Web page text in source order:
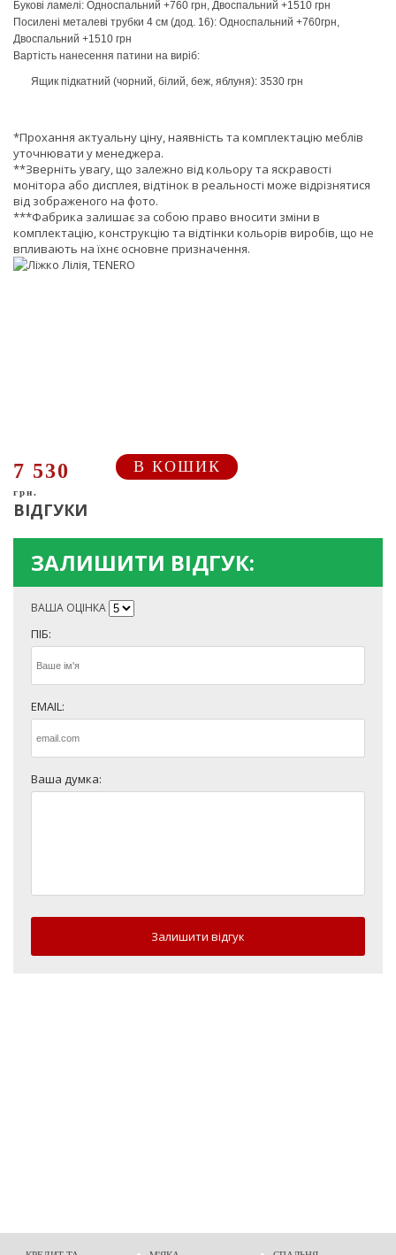
Букові ламелі: Односпальний +760 грн, Двоспальний +1510 грн
Посилені металеві трубки 4 см (дод. 16): Односпальний +760грн,
Двоспальний +1510 грн
Вартість нанесення патини на виріб:
Ящик підкатний (чорний, білий, беж, яблуня): 3530 грн
*Прохання актуальну ціну, наявність та комплектацію меблів
уточнювати у менеджера.
**Зверніть увагу, що залежно від кольору та яскравості
монітора або дисплея, відтінок в реальності може відрізнятися
від зображеного на фото.
***Фабрика залишає за собою право вносити зміни в
комплектацію, конструкцію та відтінки кольорів виробів, що не
впливають на їхнє основне призначення.
7 530
грн.
В КОШИК
ВІДГУКИ
ЗАЛИШИТИ ВІДГУК:
ВАША ОЦІНКА
ПІБ:
EMAIL:
Ваша думка:
Залишити відгук